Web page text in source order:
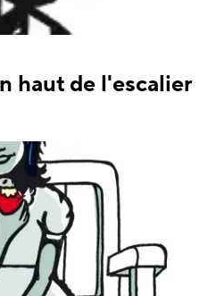
haut de l'escalier